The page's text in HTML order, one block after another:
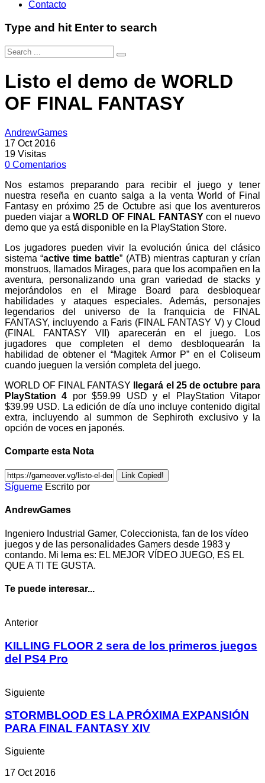
Contacto
Type and hit Enter to search
Listo el demo de WORLD
OF FINAL FANTASY
AndrewGames
17 Oct 2016
19 Visitas
0 Comentarios
Nos estamos preparando para recibir el juego y tener
nuestra reseña en cuanto salga a la venta World of Final
Fantasy en próximo 25 de Octubre asi que los aventureros
pueden viajar aWORLD OF FINAL FANTASYcon el nuevo
demo que ya está disponible en la PlayStation Store.
Los jugadores pueden vivir la evolución única del clásico
sistema “active time battle” (ATB) mientras capturan y crían
monstruos, llamados Mirages, para que los acompañen en la
aventura, personalizando una gran variedad de stacks y
mejorándolos en el Mirage Board para desbloquear
habilidades y ataques especiales. Además, personajes
legendarios del universo de la franquicia de FINAL
FANTASY, incluyendo a Faris (FINAL FANTASY V) y Cloud
(FINAL FANTASY VII) aparecerán en el juego. Los
jugadores que completen el demo desbloquearán la
habilidad de obtener el “Magitek Armor P” en el Coliseum
cuando jueguen la versión completa del juego.
WORLD OF FINAL FANTASY
llegará el 25 de octubre para
PlayStation 4 por $59.99 USD y el PlayStation Vitapor
$39.99 USD. La edición de día uno incluye contenido digital
extra, incluyendo al summon de Sephiroth exclusivo y la
opción de voces en japonés.
Comparte esta Nota
Link Copied!
Sígueme Escrito por
AndrewGames
Ingeniero Industrial Gamer, Coleccionista, fan de los vídeo
juegos y de las personalidades Gamers desde 1983 y
contando. Mi lema es: EL MEJOR VÍDEO JUEGO, ES EL
QUE A TI TE GUSTA.
Te puede interesar...
Anterior
KILLING FLOOR 2 sera de los primeros juegos
del PS4 Pro
Siguiente
STORMBLOOD ES LA PRÓXIMA EXPANSIÓN
PARA FINAL FANTASY XIV
Siguiente
17 Oct 2016